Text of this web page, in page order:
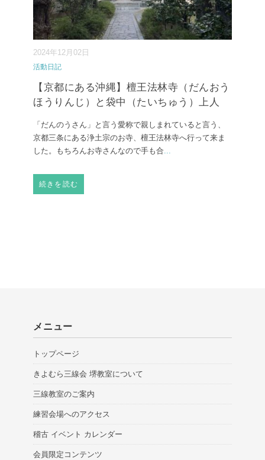
2024年12月02日
活動日記
【京都にある沖縄】檀王法林寺（だんおう
ほうりんじ）と袋中（たいちゅう）上人
「だんのうさん」と言う愛称で親しまれていると言う、
京都三条にある浄土宗のお寺、檀王法林寺へ行って来ま
した。もちろんお寺さんなので手も合...
続きを読む
メニュー
トップページ
きよむら三線会 堺教室について
三線教室のご案内
練習会場へのアクセス
稽古 イベント カレンダー
会員限定コンテンツ